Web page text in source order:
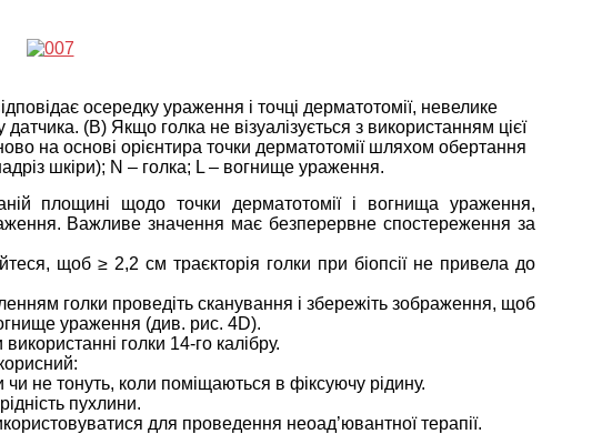
осередку ураження і точці дерматотомії, невелике
(B) Якщо голка не візуалізується з використанням цієї
на основі орієнтира точки дерматотомії шляхом обертання
шкіри); N – голка; L – вогнище ураження.
площині щодо точки дерматотомії і вогнища ураження,
Важливе значення має безперервне спостереження за
щоб ≥ 2,2 см траєкторія голки при біопсії не привела до
голки проведіть сканування і збережіть зображення, щоб
ураження (див. рис. 4D).
голки 14-го калібру.
не тонуть, коли поміщаються в фіксуючу рідину.
пухлини.
для проведення неоад’ювантної терапії.